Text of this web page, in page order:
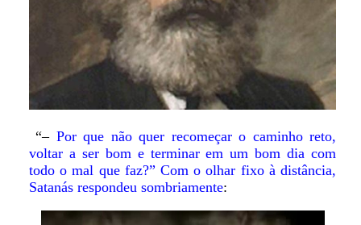
“– Por que não quer recomeçar o caminho reto,
voltar a ser bom e terminar em um bom dia com
todo o mal que faz?” Com o olhar fixo à distância,
Satanás respondeu sombriamente: